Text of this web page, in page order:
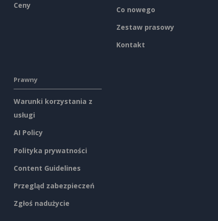
Ceny
Co nowego
Zestaw prasowy
Kontakt
Prawny
Warunki korzystania z
usługi
AI Policy
Polityka prywatności
Content Guidelines
Przegląd zabezpieczeń
Zgłoś nadużycie